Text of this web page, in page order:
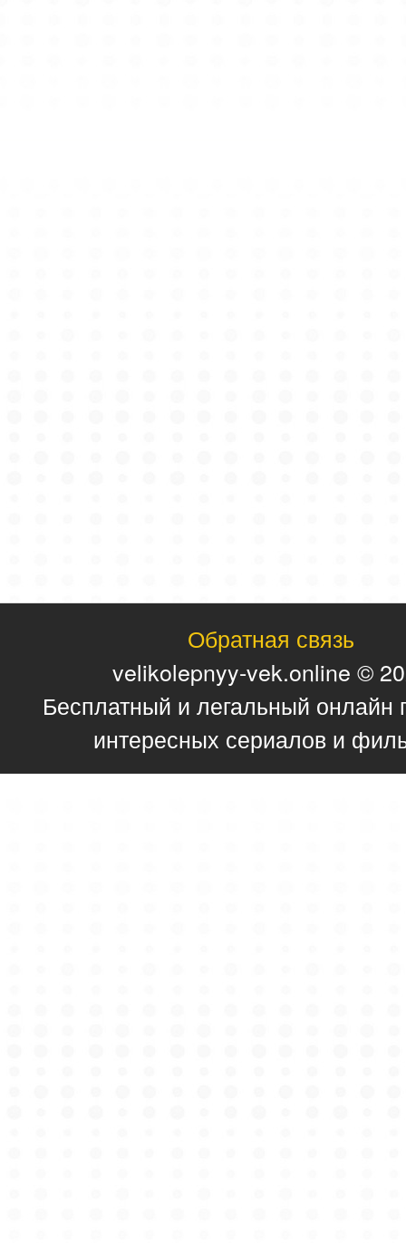
Обратная связь
velikolepnyy-vek.online ©
Бесплатный и легальный онлайн
интересных сериалов и